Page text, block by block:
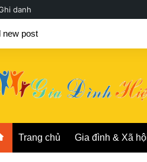
danh
new post
Trang chủ Gia đình & Xã